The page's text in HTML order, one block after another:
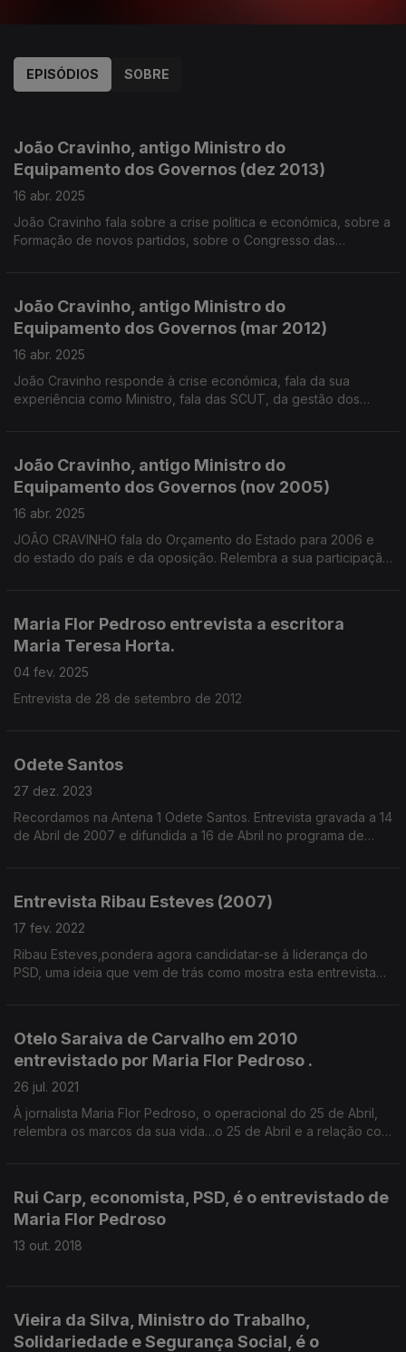
EPISÓDIOS SOBRE
João Cravinho, antigo Ministro do
Equipamento dos Governos (dez 2013)
16 abr. 2025
João Cravinho fala sobre a crise politica e económica, sobre a
Formação de novos partidos, sobre o Congresso das
João Cravinho, antigo Ministro do
Equipamento dos Governos (mar 2012)
16 abr. 2025
João Cravinho responde à crise económica, fala da sua
experiência como Ministro, fala das SCUT, da gestão dos
João Cravinho, antigo Ministro do
Equipamento dos Governos (nov 2005)
16 abr. 2025
JOÃO CRAVINHO fala do Orçamento do Estado para 2006 e
do estado do país e da oposição. Relembra a sua participação
referências a Mário Soares, Manuel Alegre e José Sócrates
Maria Flor Pedroso entrevista a escritora
Maria Teresa Horta.
04 fev. 2025
Entrevista de 28 de setembro de 2012
Odete Santos
27 dez. 2023
Recordamos na Antena 1 Odete Santos. Entrevista gravada a 14
de Abril de 2007 e difundida a 16 de Abril no programa de
Entrevista Ribau Esteves (2007)
17 fev. 2022
Ribau Esteves,pondera agora candidatar-se à liderança do
PSD, uma ideia que vem de trás como mostra esta entrevista
Otelo Saraiva de Carvalho em 2010
entrevistado por Maria Flor Pedroso .
26 jul. 2021
À jornalista Maria Flor Pedroso, o operacional do 25 de Abril,
relembra os marcos da sua vida…o 25 de Abril e a relação com
Rui Carp, economista, PSD, é o entrevistado de
Maria Flor Pedroso
13 out. 2018
Vieira da Silva, Ministro do Trabalho,
Solidariedade e Segurança Social, é o